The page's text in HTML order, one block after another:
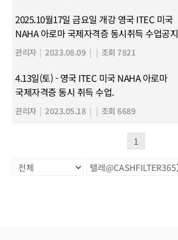
2025.10월17일 금요일 개강 영국 ITEC 미국
NAHA 아로마 국제자격증 동시취득 수업공지
관리자 | 2023.08.09 | | 조회 7821
4.13일(토) - 영국 ITEC 미국 NAHA 아로마
국제자격증 동시 취득 수업.
관리자 | 2023.05.18 | | 조회 6689
1